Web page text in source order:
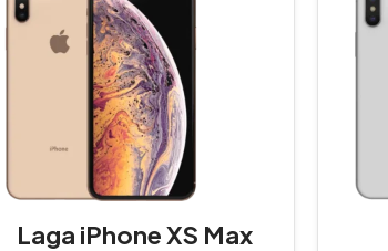
Laga iPhone XS Max